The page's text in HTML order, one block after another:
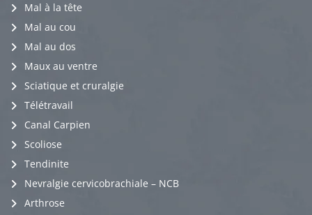
Mal à la tête
Mal au cou
Mal au dos
Maux au ventre
Sciatique et cruralgie
Télétravail
Canal Carpien
Scoliose
Tendinite
Nevralgie cervicobrachiale – NCB
Arthrose